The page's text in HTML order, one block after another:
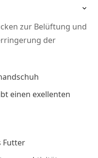
zur Belüftung und
der
einen exellenten
Futter